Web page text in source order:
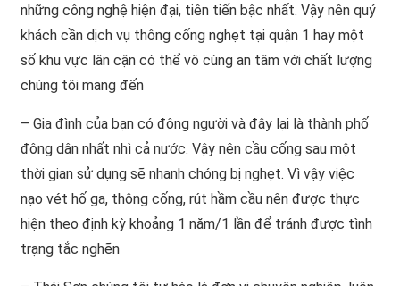
những công nghệ hiện đại, tiên tiến bậc nhất. Vậy nên quý
khách cần dịch vụ thông cống nghẹt tại quận 1 hay một
số khu vực lân cận có thể vô cùng an tâm với chất lượng
chúng tôi mang đến
– Gia đình của bạn có đông người và đây lại là thành phố
đông dân nhất nhì cả nước. Vậy nên cầu cống sau một
thời gian sử dụng sẽ nhanh chóng bị nghẹt. Vì vậy việc
nạo vét hố ga, thông cống, rút hầm cầu nên được thực
hiện theo định kỳ khoảng 1 năm/1 lần để tránh được tình
trạng tắc nghẽn